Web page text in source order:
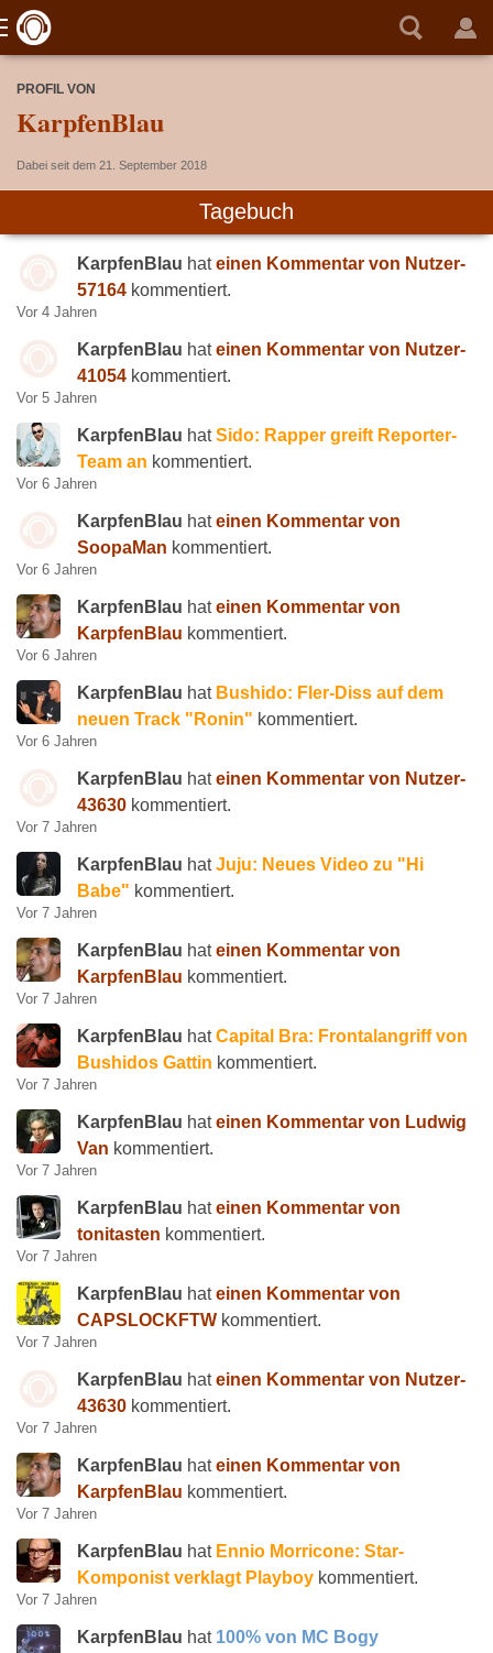
PROFIL VON
KarpfenBlau
Dabei seit dem 21. September 2018
Tagebuch
KarpfenBlau hateinen Kommentar von Nutzer-
57164 kommentiert.
Vor 4 Jahren
KarpfenBlau hateinen Kommentar von Nutzer-
41054 kommentiert.
Vor 5 Jahren
KarpfenBlau hatSido: Rapper greift Reporter-
Team an kommentiert.
Vor 6 Jahren
KarpfenBlau hateinen Kommentar von
SoopaMan kommentiert.
Vor 6 Jahren
KarpfenBlau hateinen Kommentar von
KarpfenBlau kommentiert.
Vor 6 Jahren
KarpfenBlau hat Bushido: Fler-Diss auf dem
neuen Track "Ronin" kommentiert.
Vor 6 Jahren
KarpfenBlau hateinen Kommentar von Nutzer-
43630 kommentiert.
Vor 7 Jahren
KarpfenBlau hatJuju: Neues Video zu "Hi
Babe" kommentiert.
Vor 7 Jahren
KarpfenBlau hateinen Kommentar von
KarpfenBlau kommentiert.
Vor 7 Jahren
KarpfenBlau hatCapital Bra: Frontalangriff von
Bushidos Gattin kommentiert.
Vor 7 Jahren
KarpfenBlau hateinen Kommentar von Ludwig
Van kommentiert.
Vor 7 Jahren
KarpfenBlau hateinen Kommentar von
tonitasten kommentiert.
Vor 7 Jahren
KarpfenBlau hateinen Kommentar von
CAPSLOCKFTW kommentiert.
Vor 7 Jahren
KarpfenBlau hateinen Kommentar von Nutzer-
43630 kommentiert.
Vor 7 Jahren
KarpfenBlau hateinen Kommentar von
KarpfenBlau kommentiert.
Vor 7 Jahren
KarpfenBlau hat Ennio Morricone: Star-
Komponist verklagt Playboy kommentiert.
Vor 7 Jahren
KarpfenBlau hat 100% von MC Bogy